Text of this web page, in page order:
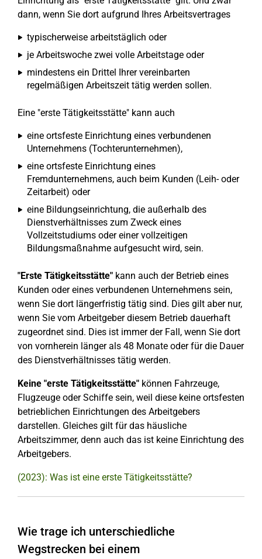
dann, wenn Sie dort aufgrund Ihres Arbeitsvertrages
typischerweise arbeitstäglich oder
je Arbeitswoche zwei volle Arbeitstage oder
mindestens ein Drittel Ihrer vereinbarten
regelmäßigen Arbeitszeit tätig werden sollen.
Eine "erste Tätigkeitsstätte" kann auch
eine ortsfeste Einrichtung eines verbundenen
Unternehmens (Tochterunternehmen),
eine ortsfeste Einrichtung eines
Fremdunternehmens, auch beim Kunden (Leih- oder
Zeitarbeit) oder
eine Bildungseinrichtung, die außerhalb des
Dienstverhältnisses zum Zweck eines
Vollzeitstudiums oder einer vollzeitigen
Bildungsmaßnahme aufgesucht wird, sein.
"Erste Tätigkeitsstätte" kann auch der Betrieb eines
Kunden oder eines verbundenen Unternehmens sein,
wenn Sie dort längerfristig tätig sind. Dies gilt aber nur,
wenn Sie vom Arbeitgeber diesem Betrieb dauerhaft
zugeordnet sind. Dies ist immer der Fall, wenn Sie dort
von vornherein länger als 48 Monate oder für die Dauer
des Dienstverhältnisses tätig werden.
Keine "erste Tätigkeitsstätte" können Fahrzeuge,
Flugzeuge oder Schiffe sein, weil diese keine ortsfesten
betrieblichen Einrichtungen des Arbeitgebers
darstellen. Gleiches gilt für das häusliche
Arbeitszimmer, denn auch das ist keine Einrichtung des
Arbeitgebers.
(2023): Was ist eine erste Tätigkeitsstätte?
Wie trage ich unterschiedliche
Wegstrecken bei einem